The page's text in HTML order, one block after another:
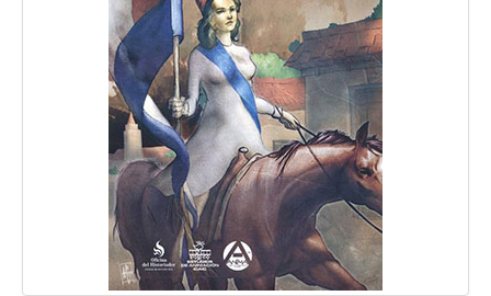
GALERIA